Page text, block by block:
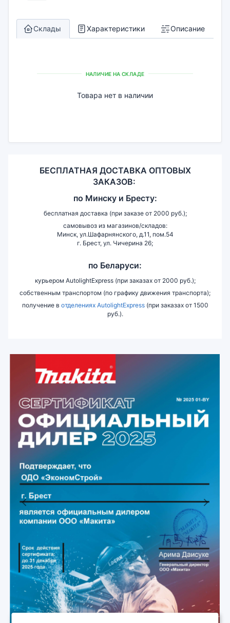
Склады Характеристики Описание
НАЛИЧИЕ НА СКЛАДЕ
Товара нет в наличии
БЕСПЛАТНАЯ ДОСТАВКА ОПТОВЫХ
ЗАКАЗОВ:
по Минску и Бресту:
бесплатная доставка (при заказе от 2000 руб.);
самовывоз из магазинов/складов:
Минск, ул.Шафарнянского, д.11, пом.54
г. Брест, ул. Чичерина 26;
по Беларуси:
курьером AutolightExpress (при заказах от 2000 руб.);
собственным транспортом (по графику движения транспорта);
получение в отделениях AutolightExpress(при заказах от 1500
руб.).
Previous Next